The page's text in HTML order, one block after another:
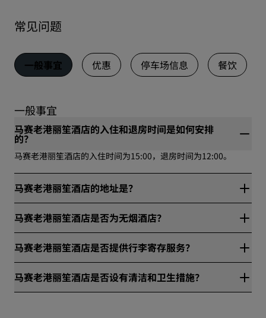
常见问题
一般事宜 优惠 停车场信息 餐饮
一般事宜
马赛老港丽笙酒店的入住和退房时间是如何安排
的？
马赛老港丽笙酒店的入住时间为15:00，退房时间为12:00。
马赛老港丽笙酒店的地址是？
国。
马赛老港丽笙酒店是否为无烟酒店？
马赛老港丽笙酒店是否提供行李寄存服务？
马赛老港丽笙酒店是否设有清洁和卫生措施？